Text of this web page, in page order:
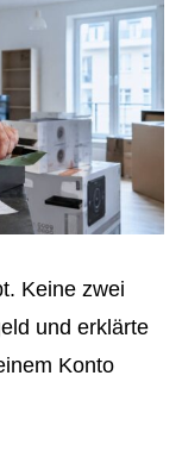
Keine zwei
und erklärte
Konto